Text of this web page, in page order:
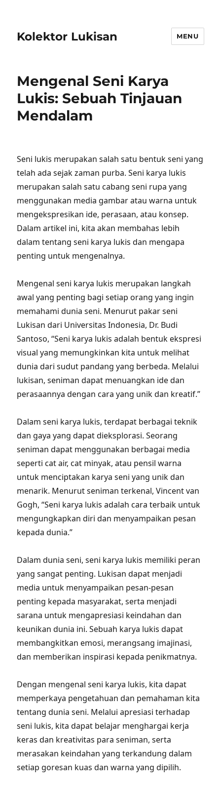
Kolektor Lukisan MENU
Mengenal Seni Karya
Lukis: Sebuah Tinjauan
Mendalam
Seni lukis merupakan salah satu bentuk seni yang
telah ada sejak zaman purba. Seni karya lukis
merupakan salah satu cabang seni rupa yang
menggunakan media gambar atau warna untuk
mengekspresikan ide, perasaan, atau konsep.
Dalam artikel ini, kita akan membahas lebih
dalam tentang seni karya lukis dan mengapa
penting untuk mengenalnya.
Mengenal seni karya lukis merupakan langkah
awal yang penting bagi setiap orang yang ingin
memahami dunia seni. Menurut pakar seni
Lukisan dari Universitas Indonesia, Dr. Budi
Santoso, “Seni karya lukis adalah bentuk ekspresi
visual yang memungkinkan kita untuk melihat
dunia dari sudut pandang yang berbeda. Melalui
lukisan, seniman dapat menuangkan ide dan
perasaannya dengan cara yang unik dan kreatif.”
Dalam seni karya lukis, terdapat berbagai teknik
dan gaya yang dapat dieksplorasi. Seorang
seniman dapat menggunakan berbagai media
seperti cat air, cat minyak, atau pensil warna
untuk menciptakan karya seni yang unik dan
menarik. Menurut seniman terkenal, Vincent van
Gogh, “Seni karya lukis adalah cara terbaik untuk
mengungkapkan diri dan menyampaikan pesan
kepada dunia.”
Dalam dunia seni, seni karya lukis memiliki peran
yang sangat penting. Lukisan dapat menjadi
media untuk menyampaikan pesan-pesan
penting kepada masyarakat, serta menjadi
sarana untuk mengapresiasi keindahan dan
keunikan dunia ini. Sebuah karya lukis dapat
membangkitkan emosi, merangsang imajinasi,
dan memberikan inspirasi kepada penikmatnya.
Dengan mengenal seni karya lukis, kita dapat
memperkaya pengetahuan dan pemahaman kita
tentang dunia seni. Melalui apresiasi terhadap
seni lukis, kita dapat belajar menghargai kerja
keras dan kreativitas para seniman, serta
merasakan keindahan yang terkandung dalam
setiap goresan kuas dan warna yang dipilih.